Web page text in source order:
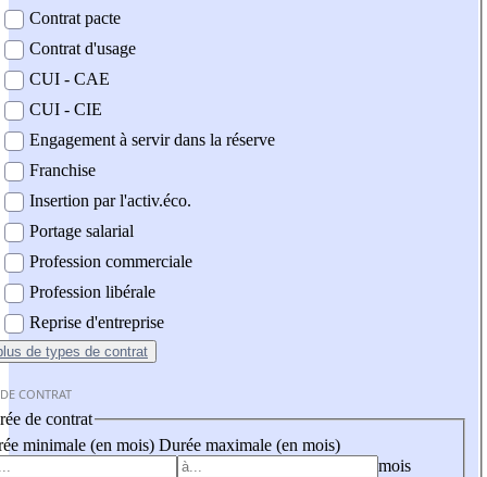
Contrat pacte
Contrat d'usage
CUI - CAE
CUI - CIE
Engagement à servir dans la réserve
Franchise
Insertion par l'activ.éco.
Portage salarial
Profession commerciale
Profession libérale
Reprise d'entreprise
de types de contrat
CONTRAT
de contrat
minimale (en mois) Durée maximale (en mois)
mois